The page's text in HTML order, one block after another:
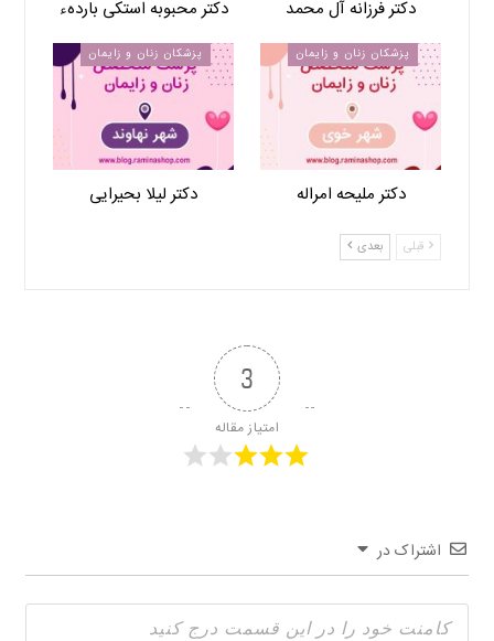
دکتر فرزانه آل محمد دکتر محبوبه استکی باردهء
پزشکان زنان و زایمان
دکتر ملیحه امراله
پزشکان زنان و زایمان
دکتر لیلا بحیرایی
قبلی بعدی
3
امتیاز مقاله
اشتراک در